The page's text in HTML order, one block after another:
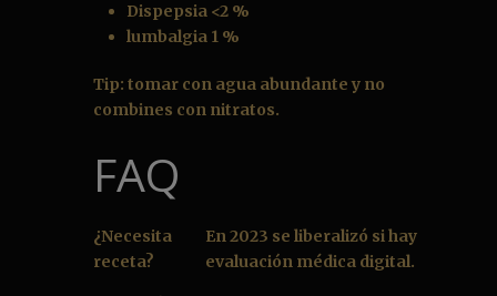
Dispepsia <2 %
lumbalgia 1 %
Tip: tomar con agua abundante y no
combines con nitratos.
FAQ
¿Necesita
receta?
En 2023 se liberalizó si hay
evaluación médica digital.